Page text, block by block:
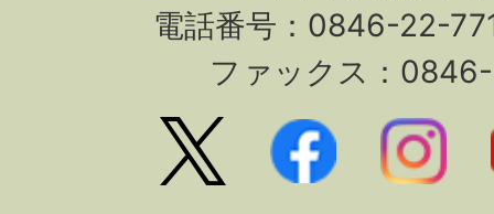
電話番号：0846-22-
ファックス：